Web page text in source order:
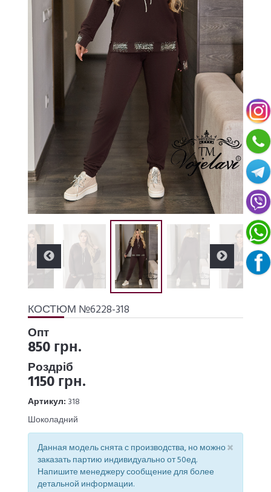
КОСТЮМ №6228-318
Опт
850 грн.
Роздріб
1150 грн.
Артикул: 318
Шоколадний
×
Данная модель снята с производства, но можно
заказать партию индивидуально от 50ед.
Напишите менеджеру сообщение для более
детальной информации.